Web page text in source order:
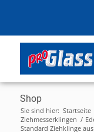
Shop
Sie sind hier: Startseite
Ziehmesserklingen /
Standard Ziehklinge